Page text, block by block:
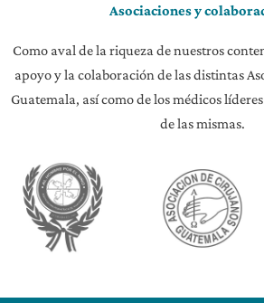
Asociaciones y
Como aval de la riqueza de nuestros
apoyo y la colaboración de las distintas
Guatemala, así como de los médicos
de las mismas.